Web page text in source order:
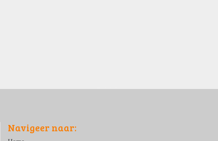
Navigeer naar: